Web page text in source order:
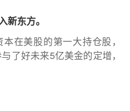
新东方。
在美股的第一大持仓股，
了好未来5亿美金的定增，